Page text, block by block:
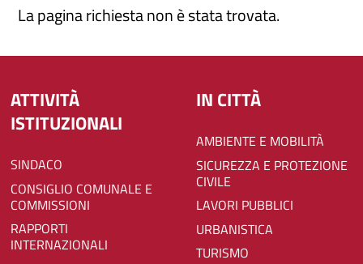
La pagina richiesta non è stata trovata.
ATTIVITÀ
ISTITUZIONALI
SINDACO
CONSIGLIO COMUNALE E
COMMISSIONI
RAPPORTI
INTERNAZIONALI
IN CITTÀ
AMBIENTE E MOBILITÀ
SICUREZZA E PROTEZIONE
CIVILE
LAVORI PUBBLICI
URBANISTICA
TURISMO